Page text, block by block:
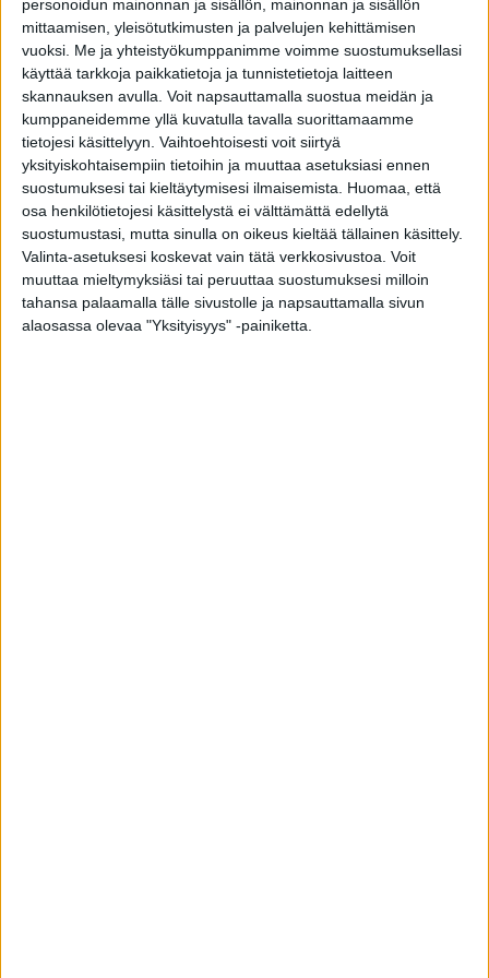
personoidun mainonnan ja sisällön, mainonnan ja sisällön
mittaamisen, yleisötutkimusten ja palvelujen kehittämisen
vuoksi. Me ja yhteistyökumppanimme voimme suostumuksellasi
käyttää tarkkoja paikkatietoja ja tunnistetietoja laitteen
skannauksen avulla. Voit napsauttamalla suostua meidän ja
kumppaneidemme yllä kuvatulla tavalla suorittamaamme
tietojesi käsittelyyn. Vaihtoehtoisesti voit siirtyä
yksityiskohtaisempiin tietoihin ja muuttaa asetuksiasi ennen
suostumuksesi tai kieltäytymisesi ilmaisemista.
Huomaa, että
osa henkilötietojesi käsittelystä ei välttämättä edellytä
suostumustasi, mutta sinulla on oikeus kieltää tällainen käsittely.
Valinta-asetuksesi koskevat vain tätä verkkosivustoa. Voit
muuttaa mieltymyksiäsi tai peruuttaa suostumuksesi milloin
tahansa palaamalla tälle sivustolle ja napsauttamalla sivun
alaosassa olevaa "Yksityisyys" -painiketta.
jo itse selvittänyt oireitaan ja heillä on paljon
kysymyksiä. Itse pidän tätä hyvänä
suuntauksena, sillä olen aina utelias
perehtymään potilaan omiin tulkintoihin.
Yksilöllisessä syövänhoidossa vuorovaikutus on
äärimmäisen tärkeää, eikä hoidon pidä olla
yksipuolista sanelua, hän jatkaa.
Hoitoputkeen pääsemisessä
pitkiäkin viiveitä